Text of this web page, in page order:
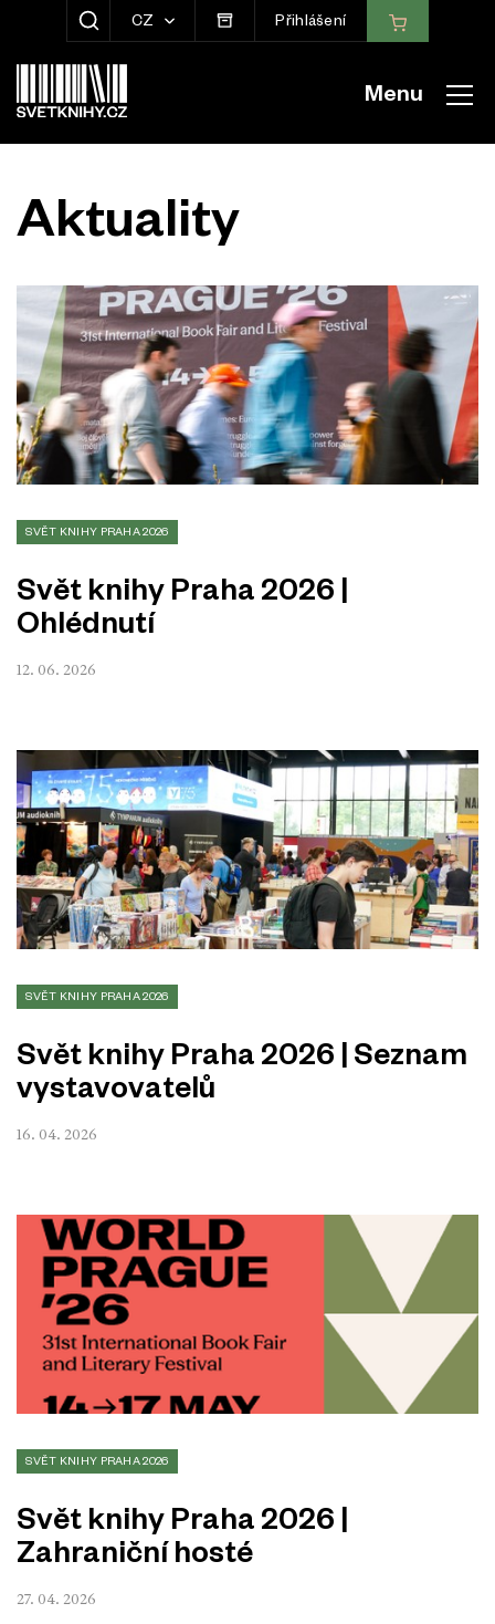
ZOBRAZIT HLEDÁNÍ
CZ Přihlášení
Menu
Aktuality
SVĚT KNIHY PRAHA 2026
Svět knihy Praha 2026 |
Ohlédnutí
12. 06. 2026
SVĚT KNIHY PRAHA 2026
Svět knihy Praha 2026 | Seznam
vystavovatelů
16. 04. 2026
SVĚT KNIHY PRAHA 2026
Svět knihy Praha 2026 |
Zahraniční hosté
27. 04. 2026